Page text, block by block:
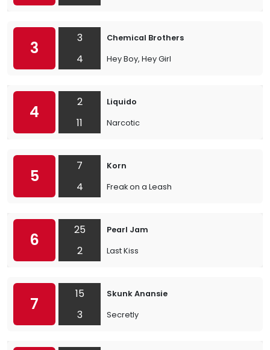
3
3
4
Chemical Brothers
Hey Boy, Hey Girl
4
2
11
Liquido
Narcotic
5
7
4
Korn
Freak on a Leash
6
25
2
Pearl Jam
Last Kiss
7
15
3
Skunk Anansie
Secretly